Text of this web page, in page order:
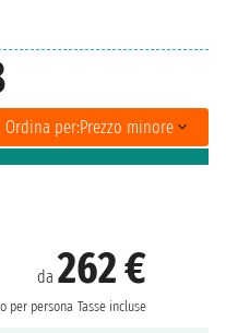
Ordina per:Prezzo minore
da262 €
per persona Tasse incluse